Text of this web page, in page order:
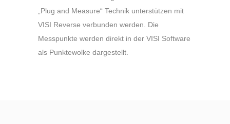
„Plug and Measure“ Technik unterstützen mit
VISI Reverse verbunden werden. Die
Messpunkte werden direkt in der VISI Software
als Punktewolke dargestellt.